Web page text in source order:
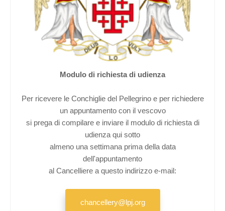
Modulo di richiesta di udienza
Per ricevere le Conchiglie del Pellegrino e per richiedere
un appuntamento con il vescovo
si prega di compilare e inviare il modulo di richiesta di
udienza qui sotto
almeno una settimana prima della data
dell'appuntamento
al Cancelliere a questo indirizzo e-mail:
chancellery@lpj.org